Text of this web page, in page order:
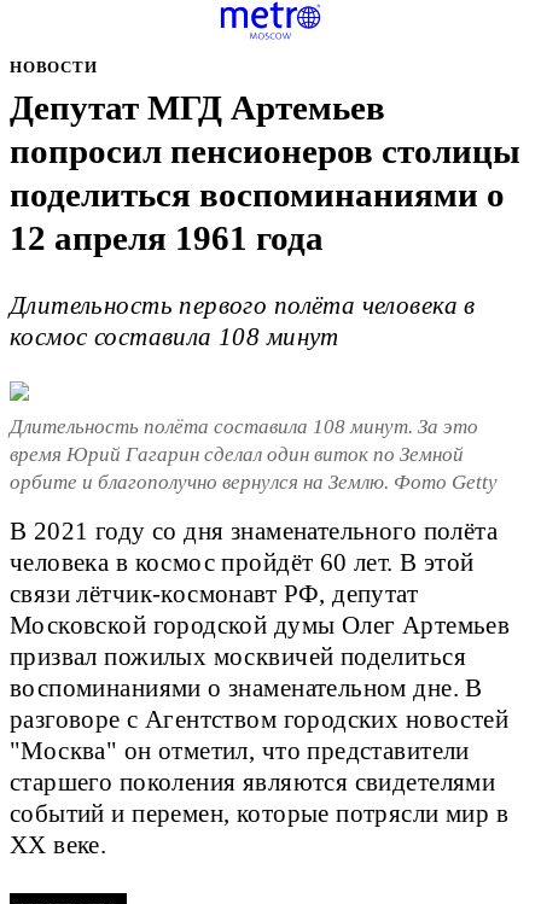
НОВОСТИ
Депутат МГД Артемьев
попросил пенсионеров столицы
поделиться воспоминаниями о
12 апреля 1961 года
Длительность первого полёта человека в
космос составила 108 минут
Длительность полёта составила 108 минут. За это
время Юрий Гагарин сделал один виток по Земной
орбите и благополучно вернулся на Землю. Фото Getty
В 2021 году со дня знаменательного полёта
человека в космос пройдёт 60 лет. В этой
связи лётчик-космонавт РФ, депутат
Московской городской думы Олег Артемьев
призвал пожилых москвичей поделиться
воспоминаниями о знаменательном дне. В
разговоре с Агентством городских новостей
"Москва" он отметил, что представители
старшего поколения являются свидетелями
событий и перемен, которые потрясли мир в
XX веке.